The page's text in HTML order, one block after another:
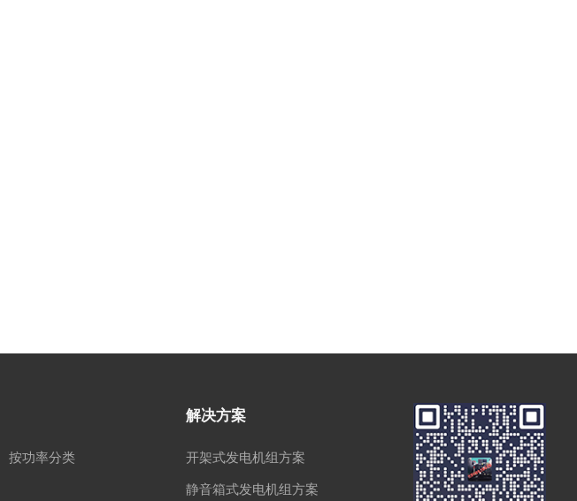
按功率分类
解决方案
开架式发电机组方案
静音箱式发电机组方案